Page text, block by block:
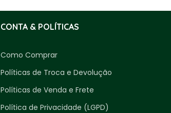
CONTA & POLÍTICAS
Como Comprar
Políticas de Troca e Devolução
Políticas de Venda e Frete
Política de Privacidade (LGPD)